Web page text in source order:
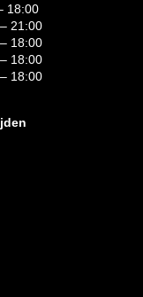
18:00
21:00
18:00
18:00
18:00